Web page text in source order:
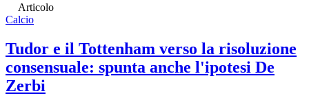
Articolo
Calcio
Tudor e il Tottenham verso la risoluzione
consensuale: spunta anche l'ipotesi De
Zerbi